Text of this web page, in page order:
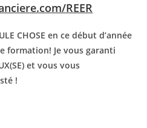
REER
CHOSE en ce début d’année
formation! Je vous garanti
et vous vous
!